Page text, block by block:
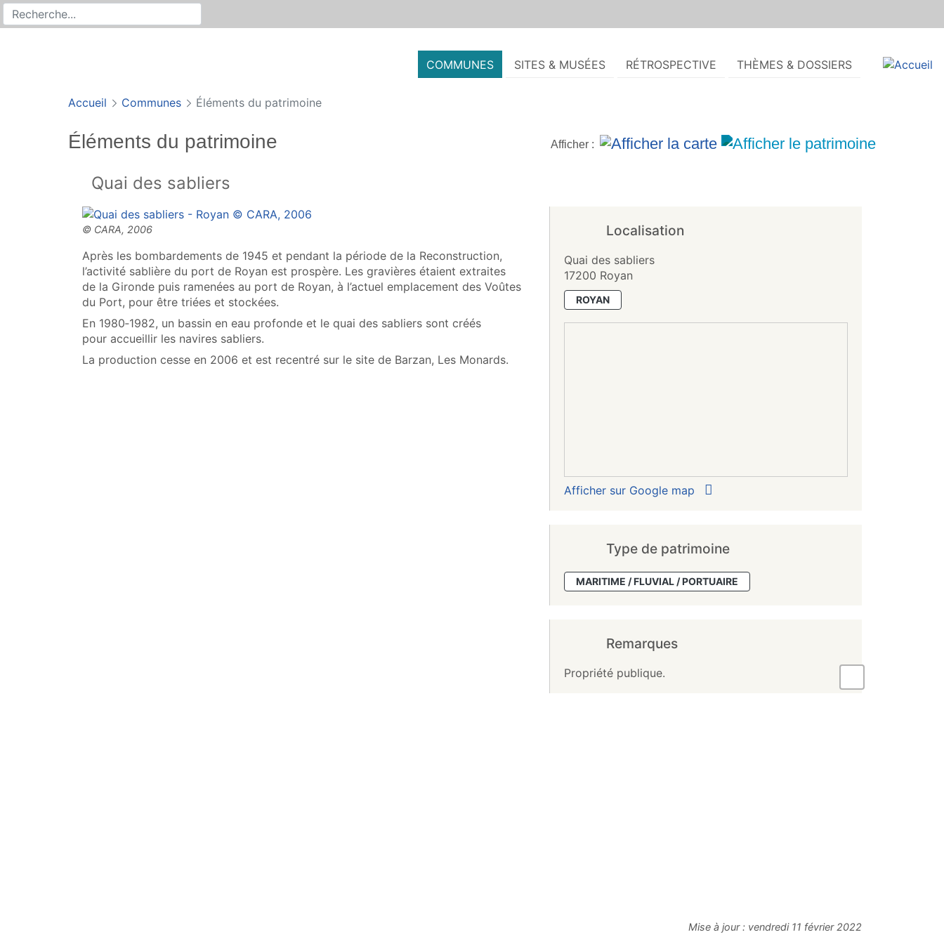
Recherche sur le site
Rechercher
COMMUNES SITES & MUSÉES RÉTROSPECTIVE THÈMES & DOSSIERS
Accueil Communes Éléments du patrimoine
Afficher :
Éléments du patrimoine
Quai des sabliers
Après les bombardements de 1945 et pendant la période de la Reconstruction,
l’activité sablière du port de Royan est prospère. Les gravières étaient extraites
de la Gironde puis ramenées au port de Royan, à l’actuel emplacement des Voûtes
du Port, pour être triées et stockées.
En 1980‑1982, un bassin en eau profonde et le quai des sabliers sont créés
pour accueillir les navires sabliers.
La production cesse en 2006 et est recentré sur le site de Barzan, Les Monards.
Localisation
Quai des sabliers
17200 Royan
ROYAN
Afficher sur Google map
Type de patrimoine
MARITIME / FLUVIAL / PORTUAIRE
Remarques
Propriété publique.
Mise à jour : vendredi 11 février 2022